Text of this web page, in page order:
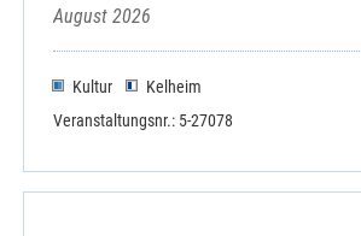
August 2026
Kultur
Kelheim
Veranstaltungsnr.: 5-27078